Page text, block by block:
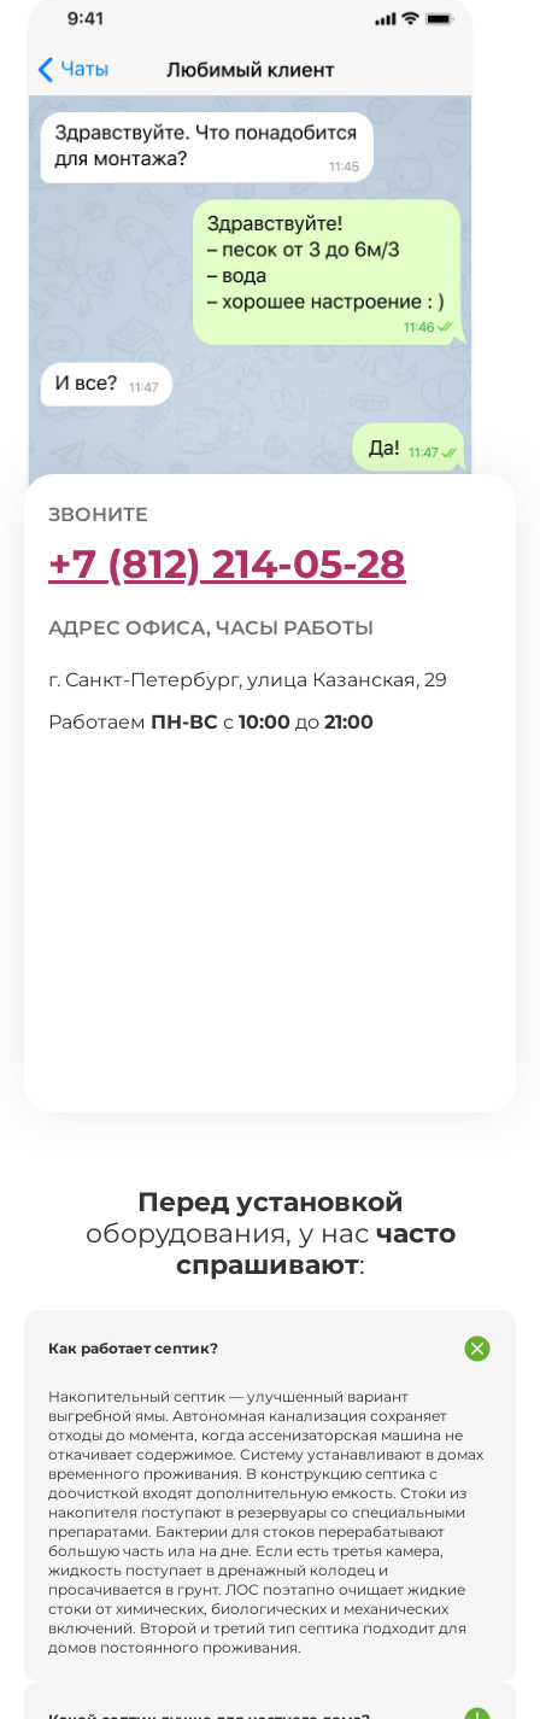
ЗВОНИТЕ
+7 (812) 214-05-28
АДРЕС ОФИСА, ЧАСЫ РАБОТЫ
г. Санкт-Петербург, улица Казанская, 29
Работаем ПН-ВС с 10:00 до 21:00
Перед установкой
оборудования, у нас часто
спрашивают:
Как работает септик?
Накопительный септик — улучшенный вариант
выгребной ямы. Автономная канализация сохраняет
отходы до момента, когда ассенизаторская машина не
откачивает содержимое. Систему устанавливают в домах
временного проживания. В конструкцию септика с
доочисткой входят дополнительную емкость. Стоки из
накопителя поступают в резервуары со специальными
препаратами. Бактерии для стоков перерабатывают
большую часть ила на дне. Если есть третья камера,
жидкость поступает в дренажный колодец и
просачивается в грунт. ЛОС поэтапно очищает жидкие
стоки от химических, биологических и механических
включений. Второй и третий тип септика подходит для
домов постоянного проживания.